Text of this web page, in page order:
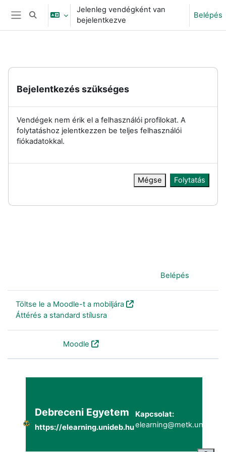
Tovább a fő tartalomhoz
Oldalpanel
Keresési bemeneti adatok váltása
Jelenleg vendégként van
bejelentkezve
Belépés
Bejelentkezés szükséges
Vendégek nem érik el a felhasználói profilokat. A
folytatáshoz jelentkezzen be teljes felhasználói
fiókadatokkal.
Mégse Folytatás
Belépés
Töltse le a Moodle-t a mobiljára
Áttérés a standard stílusra
Moodle
Debreceni Egyetem
https://elearning.unideb.hu
Kapcsolat: